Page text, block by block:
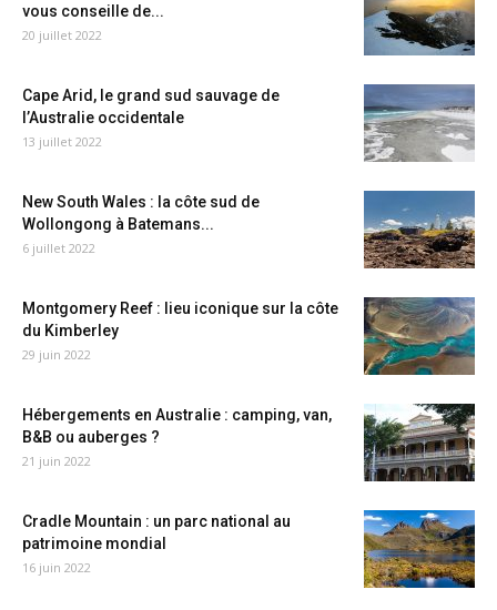
vous conseille de...
20 juillet 2022
Cape Arid, le grand sud sauvage de
l’Australie occidentale
13 juillet 2022
New South Wales : la côte sud de
Wollongong à Batemans...
6 juillet 2022
Montgomery Reef : lieu iconique sur la côte
du Kimberley
29 juin 2022
Hébergements en Australie : camping, van,
B&B ou auberges ?
21 juin 2022
Cradle Mountain : un parc national au
patrimoine mondial
16 juin 2022